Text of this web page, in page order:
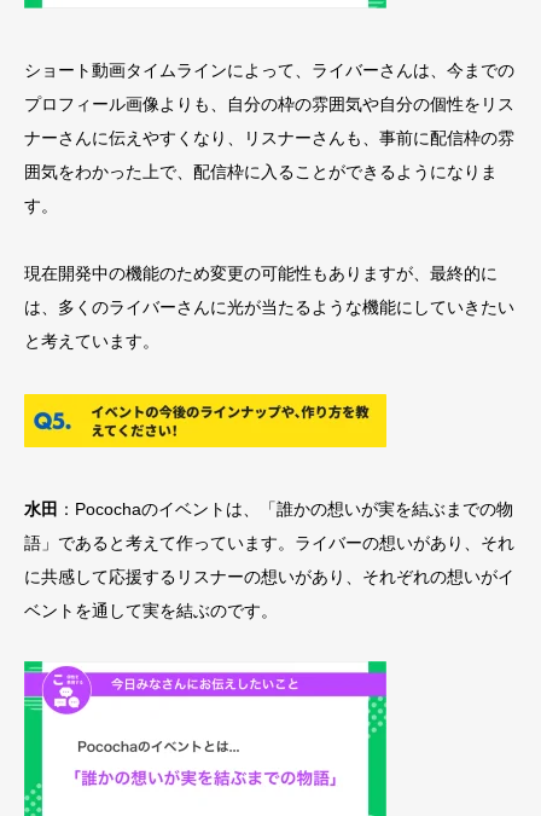
ショート動画タイムラインによって、ライバーさんは、今までの
プロフィール画像よりも、自分の枠の雰囲気や自分の個性をリス
ナーさんに伝えやすくなり、リスナーさんも、事前に配信枠の雰
囲気をわかった上で、配信枠に入ることができるようになりま
す。
現在開発中の機能のため変更の可能性もありますが、最終的に
は、多くのライバーさんに光が当たるような機能にしていきたい
と考えています。
水田 ：Pocochaのイベントは、「誰かの想いが実を結ぶまでの物
語」であると考えて作っています。ライバーの想いがあり、それ
に共感して応援するリスナーの想いがあり、それぞれの想いがイ
ベントを通して実を結ぶのです。